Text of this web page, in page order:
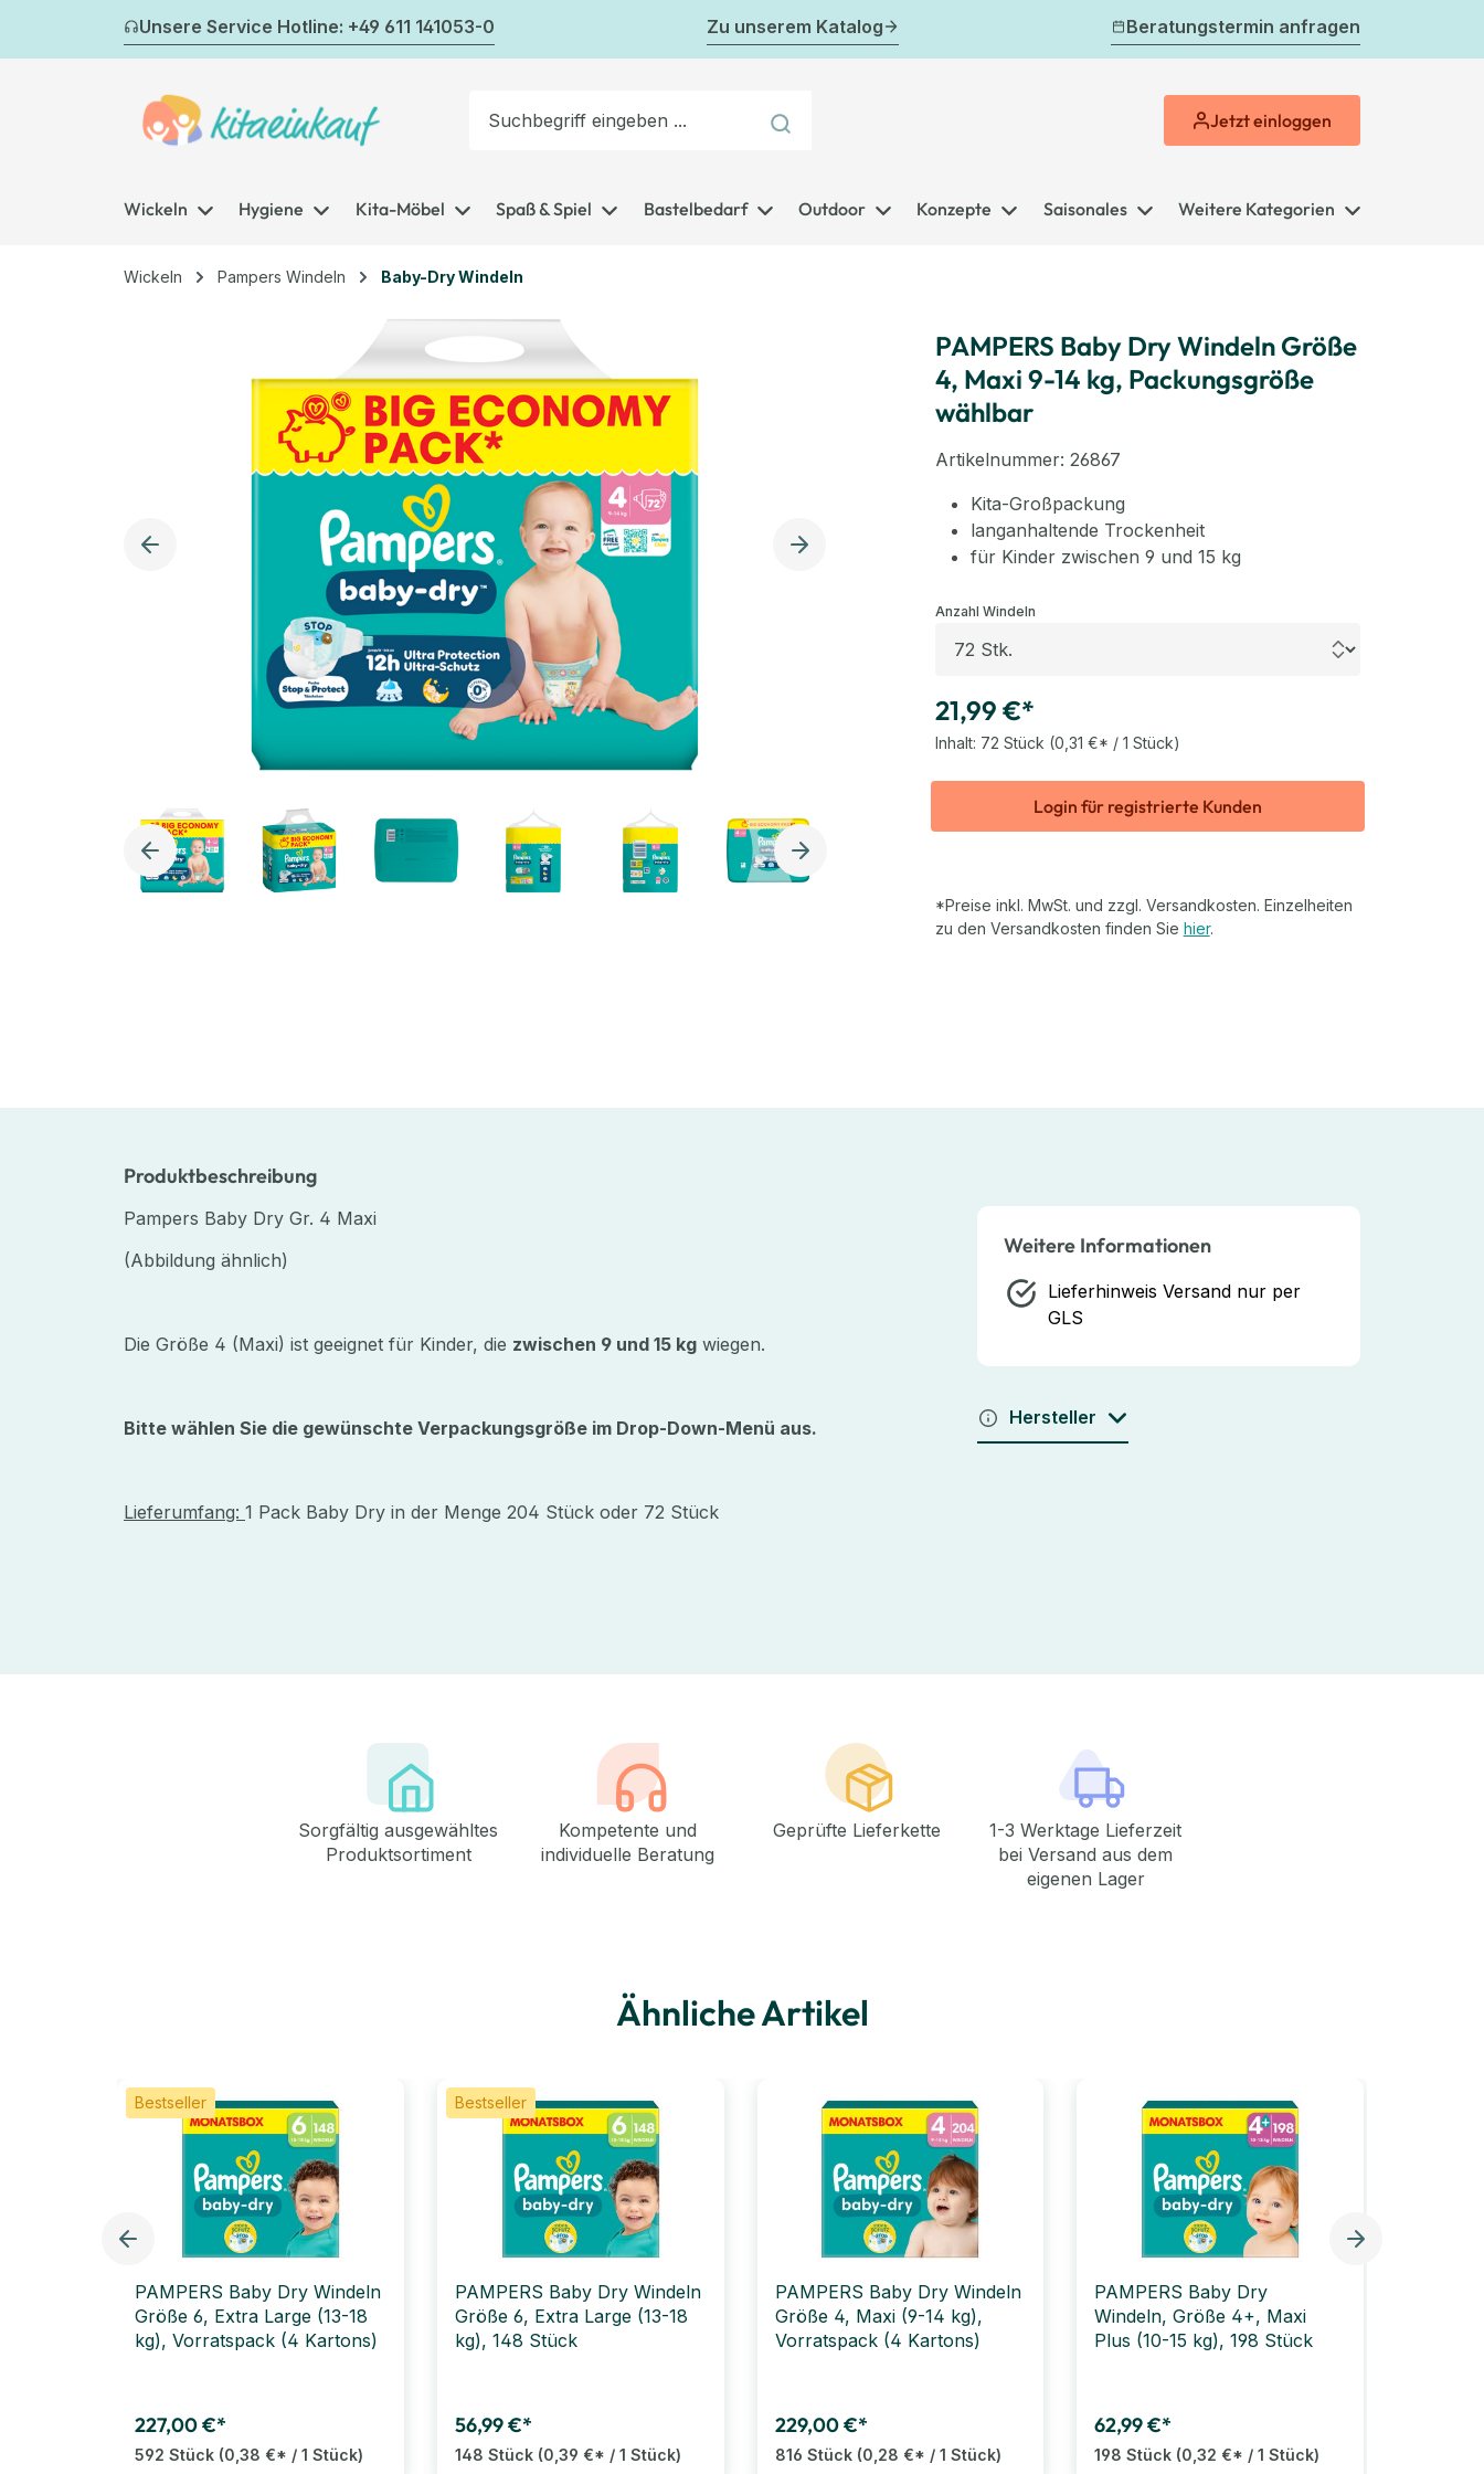
Hauptinhalt springen
Zur Suche springen
Zur Hauptnavigation springen
Unsere Service Hotline: +49 611 141053-0 Zu unserem Katalog Beratungstermin anfragen
Jetzteinloggen
Wickeln Hygiene Kita-Möbel Spaß & Spiel Bastelbedarf Outdoor Konzepte Saisonales Weitere Kategorien
Wickeln Pampers Windeln Baby-Dry Windeln
PAMPERS Baby Dry Windeln Größe
4, Maxi 9-14 kg, Packungsgröße
wählbar
Artikelnummer: 26867
Kita-Großpackung
langanhaltende Trockenheit
für Kinder zwischen 9 und 15 kg
Anzahl Windelnauswählen
21,99 €*
Inhalt: 72 Stück (0,31 €* / 1 Stück)
Login für registrierte Kunden
*Preise inkl. MwSt. und zzgl. Versandkosten. Einzelheiten
zu den Versandkosten finden Sie hier.
Produktbeschreibung
Pampers Baby Dry Gr. 4 Maxi
(Abbildung ähnlich)
Die Größe 4 (Maxi) ist geeignet für Kinder, die zwischen 9 und 15 kg wiegen.
Bitte wählen Sie die gewünschte Verpackungsgröße im Drop-Down-Menü aus.
Lieferumfang: 1 Pack Baby Dry in der Menge 204 Stück oder 72 Stück
Weitere Informationen
Lieferhinweis Versand nur per
GLS
Hersteller
Sorgfältig ausgewähltes
Produktsortiment
Kompetente und
individuelle Beratung
Geprüfte Lieferkette
1-3 Werktage Lieferzeit
bei Versand aus dem
eigenen Lager
Ähnliche Artikel
Bestseller
PAMPERS Baby Dry Windeln
Größe 6, Extra Large (13-18
kg), Vorratspack (4 Kartons)
227,00 €*
592 Stück (0,38 €* / 1 Stück)
Bestseller
PAMPERS Baby Dry Windeln
Größe 6, Extra Large (13-18
kg), 148 Stück
56,99 €*
148 Stück (0,39 €* / 1 Stück)
PAMPERS Baby Dry Windeln
Größe 4, Maxi (9-14 kg),
Vorratspack (4 Kartons)
229,00 €*
816 Stück (0,28 €* / 1 Stück)
PAMPERS Baby Dry
Windeln, Größe 4+, Maxi
Plus (10-15 kg), 198 Stück
62,99 €*
198 Stück (0,32 €* / 1 Stück)